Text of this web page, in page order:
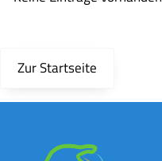
Zur Startseite